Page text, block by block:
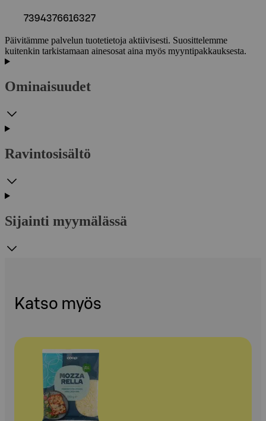
7394376616327
Päivitämme palvelun tuotetietoja aktiivisesti. Suosittelemme
kuitenkin tarkistamaan ainesosat aina myös myyntipakkauksesta.
Ominaisuudet
Ravintosisältö
Sijainti myymälässä
Katso myös